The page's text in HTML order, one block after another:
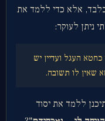
אלא כדי ללמד את
ניתן לעוקר:
העגל ועדיין יש
שאין לו תשובה.
ללמד את יסוד